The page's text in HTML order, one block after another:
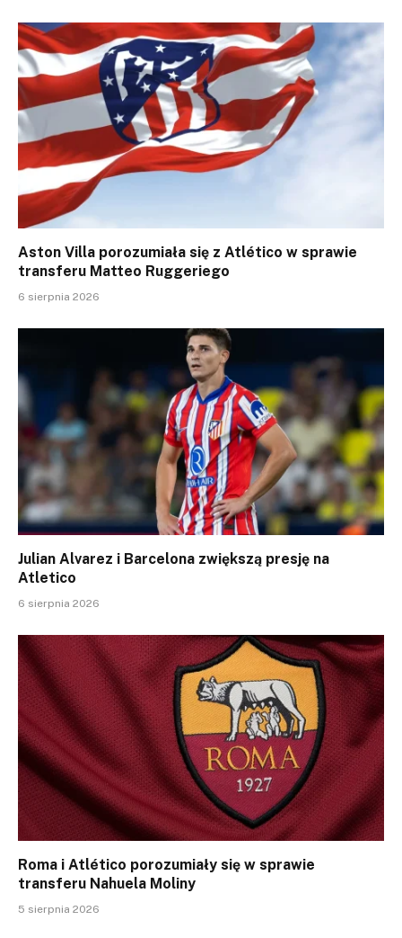
Aston Villa porozumiała się z Atlético w sprawie
transferu Matteo Ruggeriego
6 sierpnia 2026
Julian Alvarez i Barcelona zwiększą presję na
Atletico
6 sierpnia 2026
Roma i Atlético porozumiały się w sprawie
transferu Nahuela Moliny
5 sierpnia 2026